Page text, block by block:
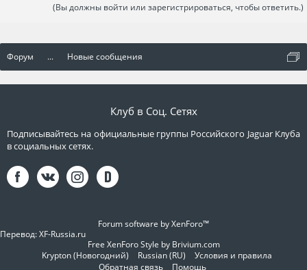
(Вы должны войти или зарегистрироваться, чтобы ответить.)
Форум ... Новые сообщения
Клуб в Соц. Сетях
Подписывайтесь на официальные группы Российского Jaguar Клуба
в социальных сетях.
Forum software by XenForo™
Перевод:XF-Russia.ru
Free XenForo Style by Brivium.com
Krypton (Новогодний)
Russian (RU)
Условия и правила
Обратная связь
Помощь